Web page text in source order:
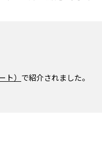
） で紹介されました。